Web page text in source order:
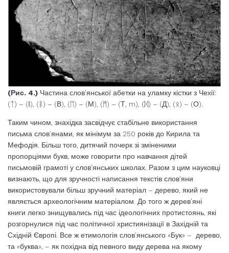
(Рис. 4.) Частина слов’янської абетки на уламку кістки з Чехії:
(ᛏ) – (І), (ᛒ) – (В), (ᛖ) – (М), (ᛗ) – (Т, m), (ᛞ) – (Д), (ᛟ) – (О).
Таким чином, знахідка засвідчує стабільне використання
письма слов’янами, як мінімум за 250 років до Кирила та
Мефодія. Більш того, дитячий почерк зі зміненими
пропорціями букв, може говорити про навчання дітей
письмовій грамоті у слов’янських школах. Разом з цим науковці
визнають, що для зручності написання текстів слов’яни
використовували більш зручний матеріал – дерево, який не
являється археологічним матеріалом. До того ж дерев’яні
книги легко знищувались під час ідеологічних протистоянь, які
розгорнулися під час політичної християнізації в Західній та
Східній Європі. Все ж етимологія слов’янського «Бук» – дерево,
та «буква», – як похідна від певного виду дерева на якому